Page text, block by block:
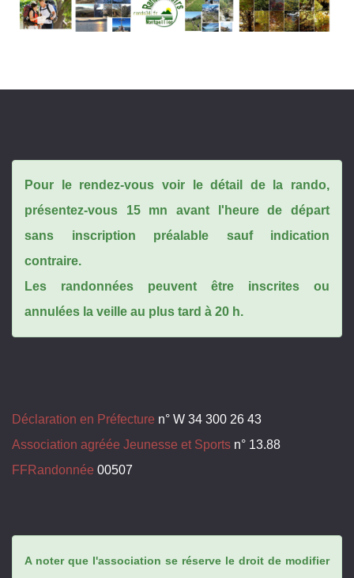
Pour le rendez-vous voir le détail de la rando,
présentez-vous 15 mn avant l'heure de départ
sans inscription préalable sauf indication
contraire.
Les randonnées peuvent être inscrites ou
annulées la veille au plus tard à 20 h.
Déclaration en Préfecture n° W 34 300 26 43
Association agréée Jeunesse et Sports n° 13.88
FFRandonnée 00507
A noter que l'association se réserve le droit de modifier